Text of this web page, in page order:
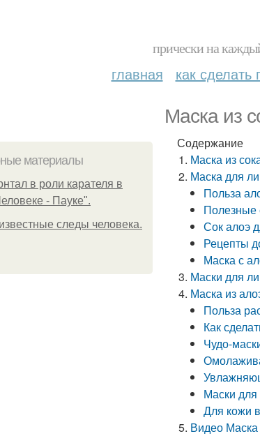
прически на
главная как сделать
Маска из
материалы
в роли карателя в
- Пауке".
следы человека.
Содержание
Маска из
Маска для
Польза
Полезные
Сок алоэ
Рецепты
Маска с
Маски для
Маска из
Польза
Как
Чудо-
Маски
Для кожи
Видео